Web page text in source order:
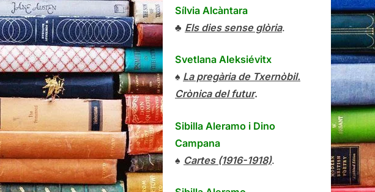
Sílvia Alcàntara
♣ Els dies sense glòria.
Svetlana Aleksiévitx
♠ La pregària de Txernòbil.
Crònica del futur.
Sibilla Aleramo i Dino
Campana
♠ Cartes (1916-1918).